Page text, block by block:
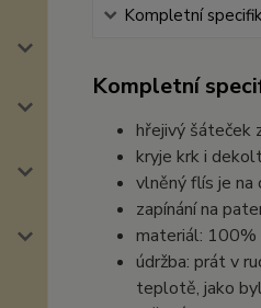
Kompletní
Kompletní
hřejivý šáteček
kryje krk i dekolt
vlněný flís je na
zapínání na
materiál: 100%
údržba: prát v
teplotě, jako